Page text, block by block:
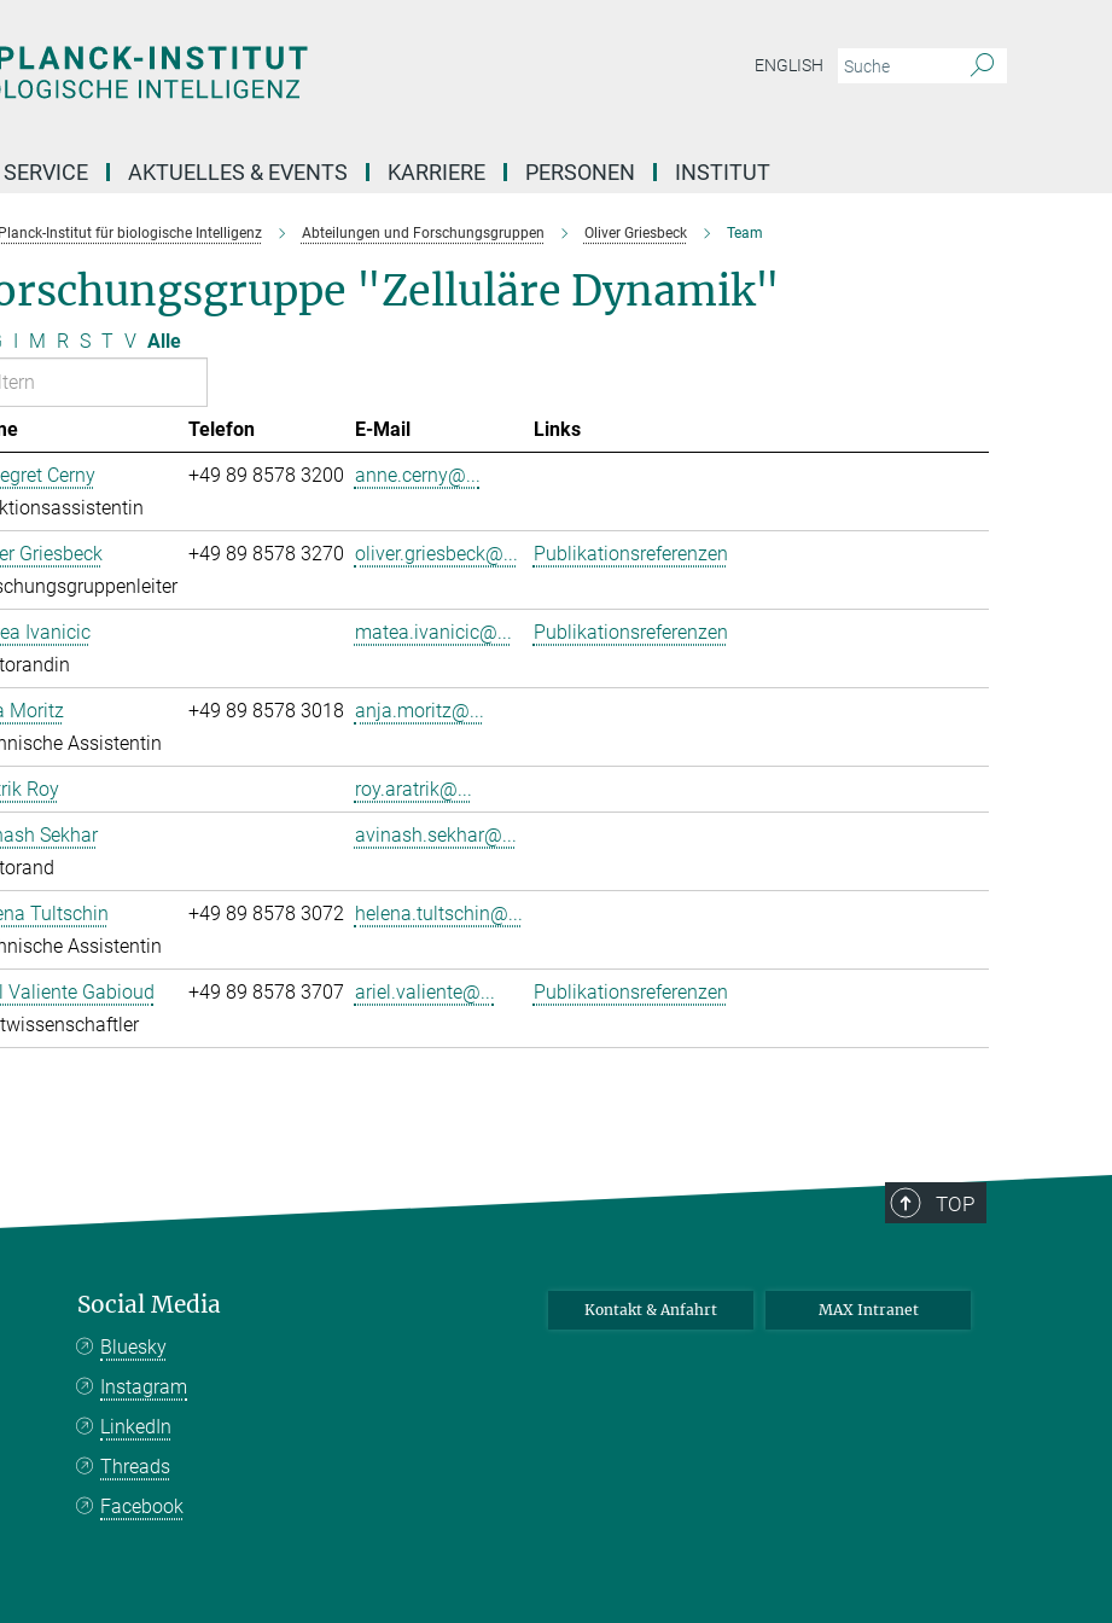
ENGLISH
SERVICE AKTUELLES & EVENTS KARRIERE PERSONEN INSTITUT
Institut für biologische Intelligenz Abteilungen und Forschungsgruppen Oliver Griesbeck Team
"Zelluläre Dynamik"
I M R S T V Alle
Telefon E-Mail
Links
Cerny
+49 89 8578 3200 anne.cerny@...
Griesbeck
+49 89 8578 3270 oliver.griesbeck@... Publikationsreferenzen
Ivanicic
matea.ivanicic@... Publikationsreferenzen
Moritz
Assistentin
+49 89 8578 3018 anja.moritz@...
Roy
roy.aratrik@...
Sekhar
avinash.sekhar@...
Tultschin
Assistentin
+49 89 8578 3072 helena.tultschin@...
Valiente Gabioud
+49 89 8578 3707 ariel.valiente@... Publikationsreferenzen
TOP
Social Media
Bluesky
Instagram
LinkedIn
Threads
Facebook
Kontakt & Anfahrt MAX Intranet